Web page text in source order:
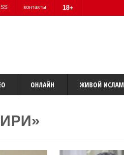
контакты 18+
ОНЛАЙН ЖИВОЙ ИСЛАМ